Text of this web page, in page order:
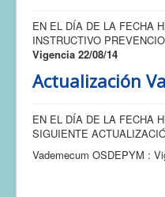
EN EL DÍA DE LA FECHA
INSTRUCTIVO
Vigencia 22/08/14
Actualización
EN EL DÍA DE LA FECHA
SIGUIENTE
Vademecum OSDEPYM :